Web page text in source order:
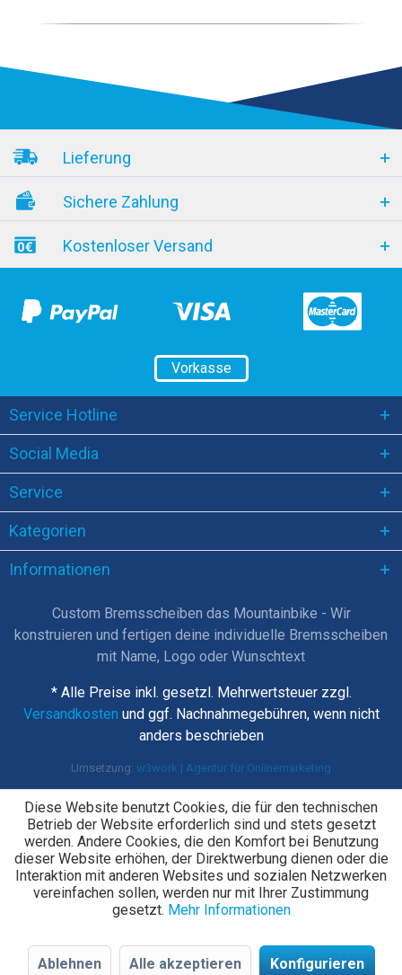
Lieferung
Sichere Zahlung
Kostenloser Versand
Vorkasse
Service Hotline
Social Media
Service
Kategorien
Informationen
Custom Bremsscheiben das Mountainbike - Wir
konstruieren und fertigen deine individuelle Bremsscheiben
mit Name, Logo oder Wunschtext
* Alle Preise inkl. gesetzl. Mehrwertsteuer zzgl.
Versandkosten und ggf. Nachnahmegebühren, wenn nicht
anders beschrieben
Umsetzung: w3work | Agentur für Onlinemarketing
Diese Website benutzt Cookies, die für den technischen
Betrieb der Website erforderlich sind und stets gesetzt
werden. Andere Cookies, die den Komfort bei Benutzung
dieser Website erhöhen, der Direktwerbung dienen oder die
Interaktion mit anderen Websites und sozialen Netzwerken
vereinfachen sollen, werden nur mit Ihrer Zustimmung
gesetzt. Mehr Informationen
Ablehnen Alle akzeptieren Konfigurieren